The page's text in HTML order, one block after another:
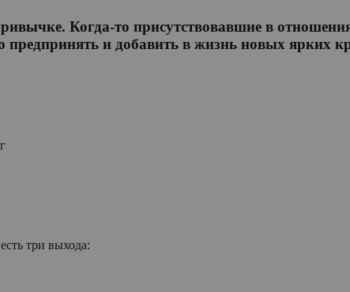
Когда-то присутствовавшие в
и добавить в жизнь новых ярких
три выхода: